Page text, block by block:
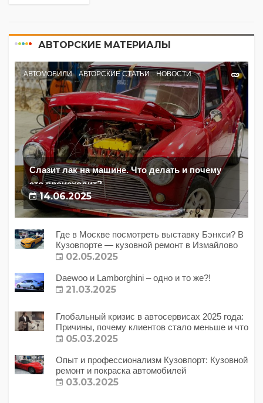
АВТОРСКИЕ МАТЕРИАЛЫ
АВТОМОБИЛИ АВТОРСКИЕ СТАТЬИ НОВОСТИ
Слазит лак на машине. Что делать и почему
это происходит?
14.06.2025
Где в Москве посмотреть выставку Бэнкси? В
Кузовпорте — кузовной ремонт в Измайлово
02.05.2025
Daewoo и Lamborghini – одно и то же?!
21.03.2025
Глобальный кризис в автосервисах 2025 года:
Причины, почему клиентов стало меньше и что
с этим делать?
05.03.2025
Опыт и профессионализм Кузовпорт: Кузовной
ремонт и покраска автомобилей
03.03.2025